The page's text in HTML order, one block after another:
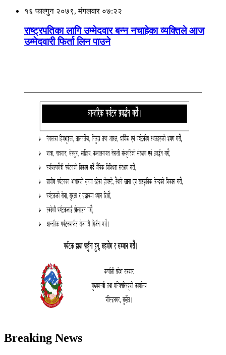
१६ फाल्गुन २०७९, मंगलवार ०७:२२
राष्ट्रपतिका लागि उम्मेदवार बन्न नचाहेका व्यक्तिले आज
उम्मेदवारी फिर्ता लिन पाउने
Breaking News